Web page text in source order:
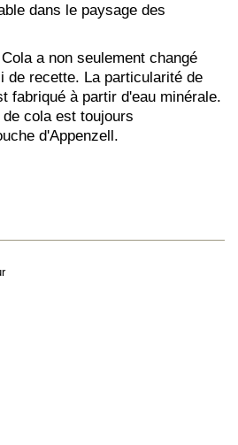
dans le paysage des
a non seulement changé
de recette. La particularité de
fabriqué à partir d'eau minérale.
cola est toujours
d'Appenzell.